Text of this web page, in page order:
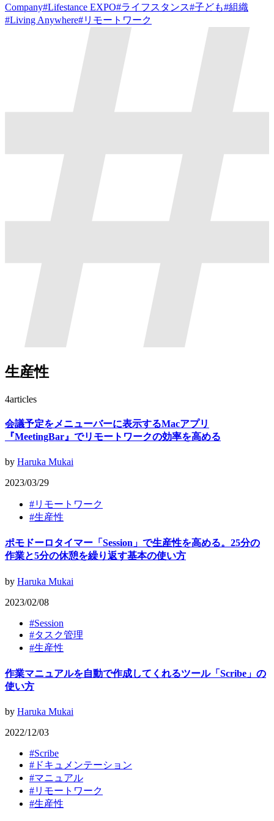
Company#Lifestance EXPO#ライフスタンス#子ども#組織
#Living Anywhere#リモートワーク
生産性
4articles
会議予定をメニューバーに表示するMacアプリ
『MeetingBar』でリモートワークの効率を高める
by Haruka Mukai
2023/03/29
#リモートワーク
#生産性
ポモドーロタイマー「Session」で生産性を高める。25分の
作業と5分の休憩を繰り返す基本の使い方
by Haruka Mukai
2023/02/08
#Session
#タスク管理
#生産性
作業マニュアルを自動で作成してくれるツール「Scribe」の
使い方
by Haruka Mukai
2022/12/03
#Scribe
# ドキュメンテーション
#マニュアル
#リモートワーク
#生産性